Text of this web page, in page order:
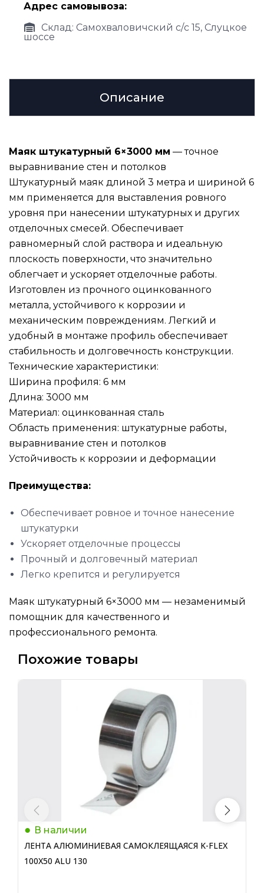
Адрес самовывоза:
Склад: Самохваловичский с/с 15, Слуцкое
шоссе
Описание
Маяк штукатурный 6×3000 мм — точное
выравнивание стен и потолков
Штукатурный маяк длиной 3 метра и шириной 6
мм применяется для выставления ровного
уровня при нанесении штукатурных и других
отделочных смесей. Обеспечивает
равномерный слой раствора и идеальную
плоскость поверхности, что значительно
облегчает и ускоряет отделочные работы.
Изготовлен из прочного оцинкованного
металла, устойчивого к коррозии и
механическим повреждениям. Легкий и
удобный в монтаже профиль обеспечивает
стабильность и долговечность конструкции.
Технические характеристики:
Ширина профиля: 6 мм
Длина: 3000 мм
Материал: оцинкованная сталь
Область применения: штукатурные работы,
выравнивание стен и потолков
Устойчивость к коррозии и деформации
Преимущества:
Обеспечивает ровное и точное нанесение
штукатурки
Ускоряет отделочные процессы
Прочный и долговечный материал
Легко крепится и регулируется
Маяк штукатурный 6×3000 мм — незаменимый
помощник для качественного и
профессионального ремонта.
Похожие товары
В наличии
ЛЕНТА АЛЮМИНИЕВАЯ САМОКЛЕЯЩАЯСЯ K-FLEX
100Х50 ALU 130